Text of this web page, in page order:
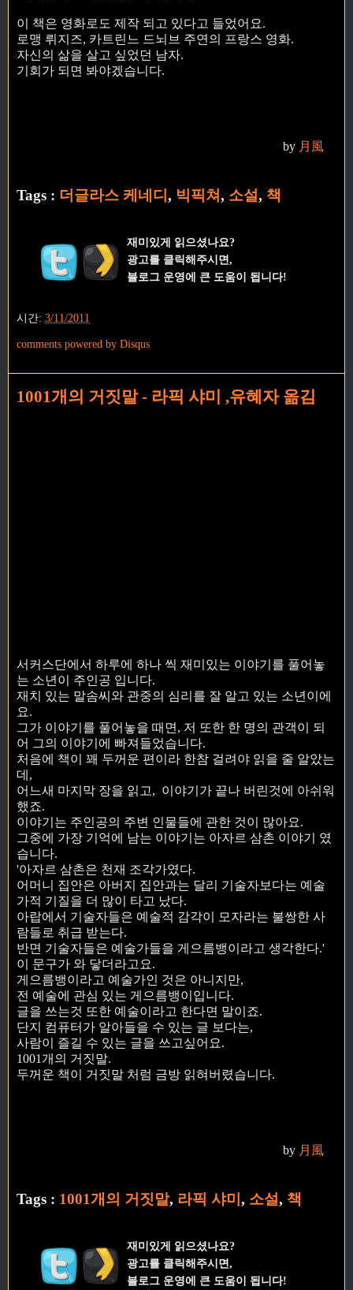
이 책은 영화로도 제작 되고 있다고 들었어요.
로맹 뤼지즈, 카트린느 드뇌브 주연의 프랑스 영화.
자신의 삶을 살고 싶었던 남자.
기회가 되면 봐야겠습니다.
by 月風
Tags : 더글라스 케네디 , 빅픽쳐, 소설, 책
재미있게 읽으셨나요?
광고를 클릭해주시면,
블로그 운영에 큰 도움이 됩니다!
시간: 3/11/2011
comments powered by Disqus
1001개의 거짓말 - 라픽 샤미 ,유혜자 옮김
서커스단에서 하루에 하나 씩 재미있는 이야기를 풀어놓
는 소년이 주인공 입니다.
재치 있는 말솜씨와 관중의 심리를 잘 알고 있는 소년이에
요.
그가 이야기를 풀어놓을 때면, 저 또한 한 명의 관객이 되
어 그의 이야기에 빠져들었습니다.
처음에 책이 꽤 두꺼운 편이라 한참 걸려야 읽을 줄 알았는
데,
어느새 마지막 장을 읽고, 이야기가 끝나 버린것에 아쉬워
했죠.
이야기는 주인공의 주변 인물들에 관한 것이 많아요.
그중에 가장 기억에 남는 이야기는 아자르 삼촌 이야기 였
습니다.
'아자르 삼촌은 천재 조각가였다.
어머니 집안은 아버지 집안과는 달리 기술자보다는 예술
가적 기질을 더 많이 타고 났다.
아랍에서 기술자들은 예술적 감각이 모자라는 불쌍한 사
람들로 취급 받는다.
반면 기술자들은 예술가들을 게으름뱅이라고 생각한다.'
이 문구가 와 닿더라고요.
게으름뱅이라고 예술가인 것은 아니지만,
전 예술에 관심 있는 게으름뱅이입니다.
글을 쓰는것 또한 예술이라고 한다면 말이죠.
단지 컴퓨터가 알아들을 수 있는 글 보다는,
사람이 즐길 수 있는 글을 쓰고싶어요.
1001개의 거짓말.
두꺼운 책이 거짓말 처럼 금방 읽혀버렸습니다.
by 月風
Tags : 1001개의 거짓말, 라픽 샤미 , 소설, 책
재미있게 읽으셨나요?
광고를 클릭해주시면,
블로그 운영에 큰 도움이 됩니다!